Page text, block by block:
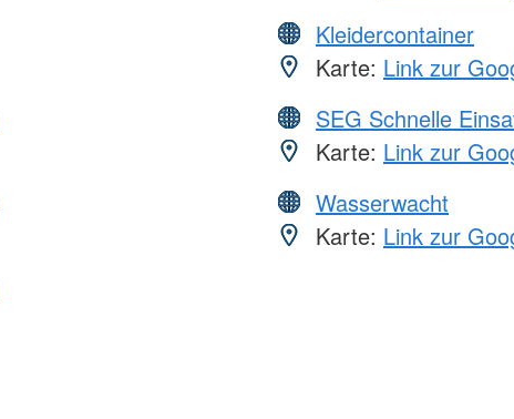
Kleidercontainer
Karte: Link zur
SEG Schnelle
Karte: Link zur
Wasserwacht
Karte: Link zur